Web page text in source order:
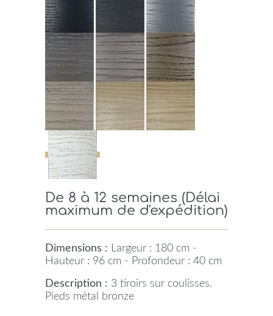
De 8 à 12 semaines (Délai
maximum de d'expédition)
Dimensions : Largeur : 180 cm -
Hauteur : 96 cm - Profondeur : 40 cm
Description : 3 tiroirs sur coulisses.
Pieds métal bronze